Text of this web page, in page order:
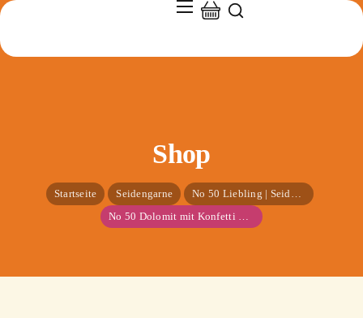
Shop
Startseite Seidengarne
No 50 Liebling | Seide & Mohair
No 50 Dolomit mit Konfetti Seide/Mohair